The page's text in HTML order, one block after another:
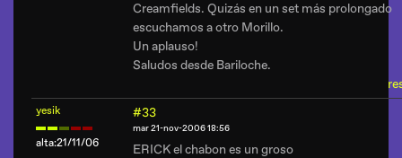
Creamfields. Quizás en un set más prolongado
escuchamos a otro Morillo.
Un aplauso!
Saludos desde Bariloche.
yesik
alta:21/11/06
#33
mar 21-nov-2006 18:56
ERICK el chabon es un groso